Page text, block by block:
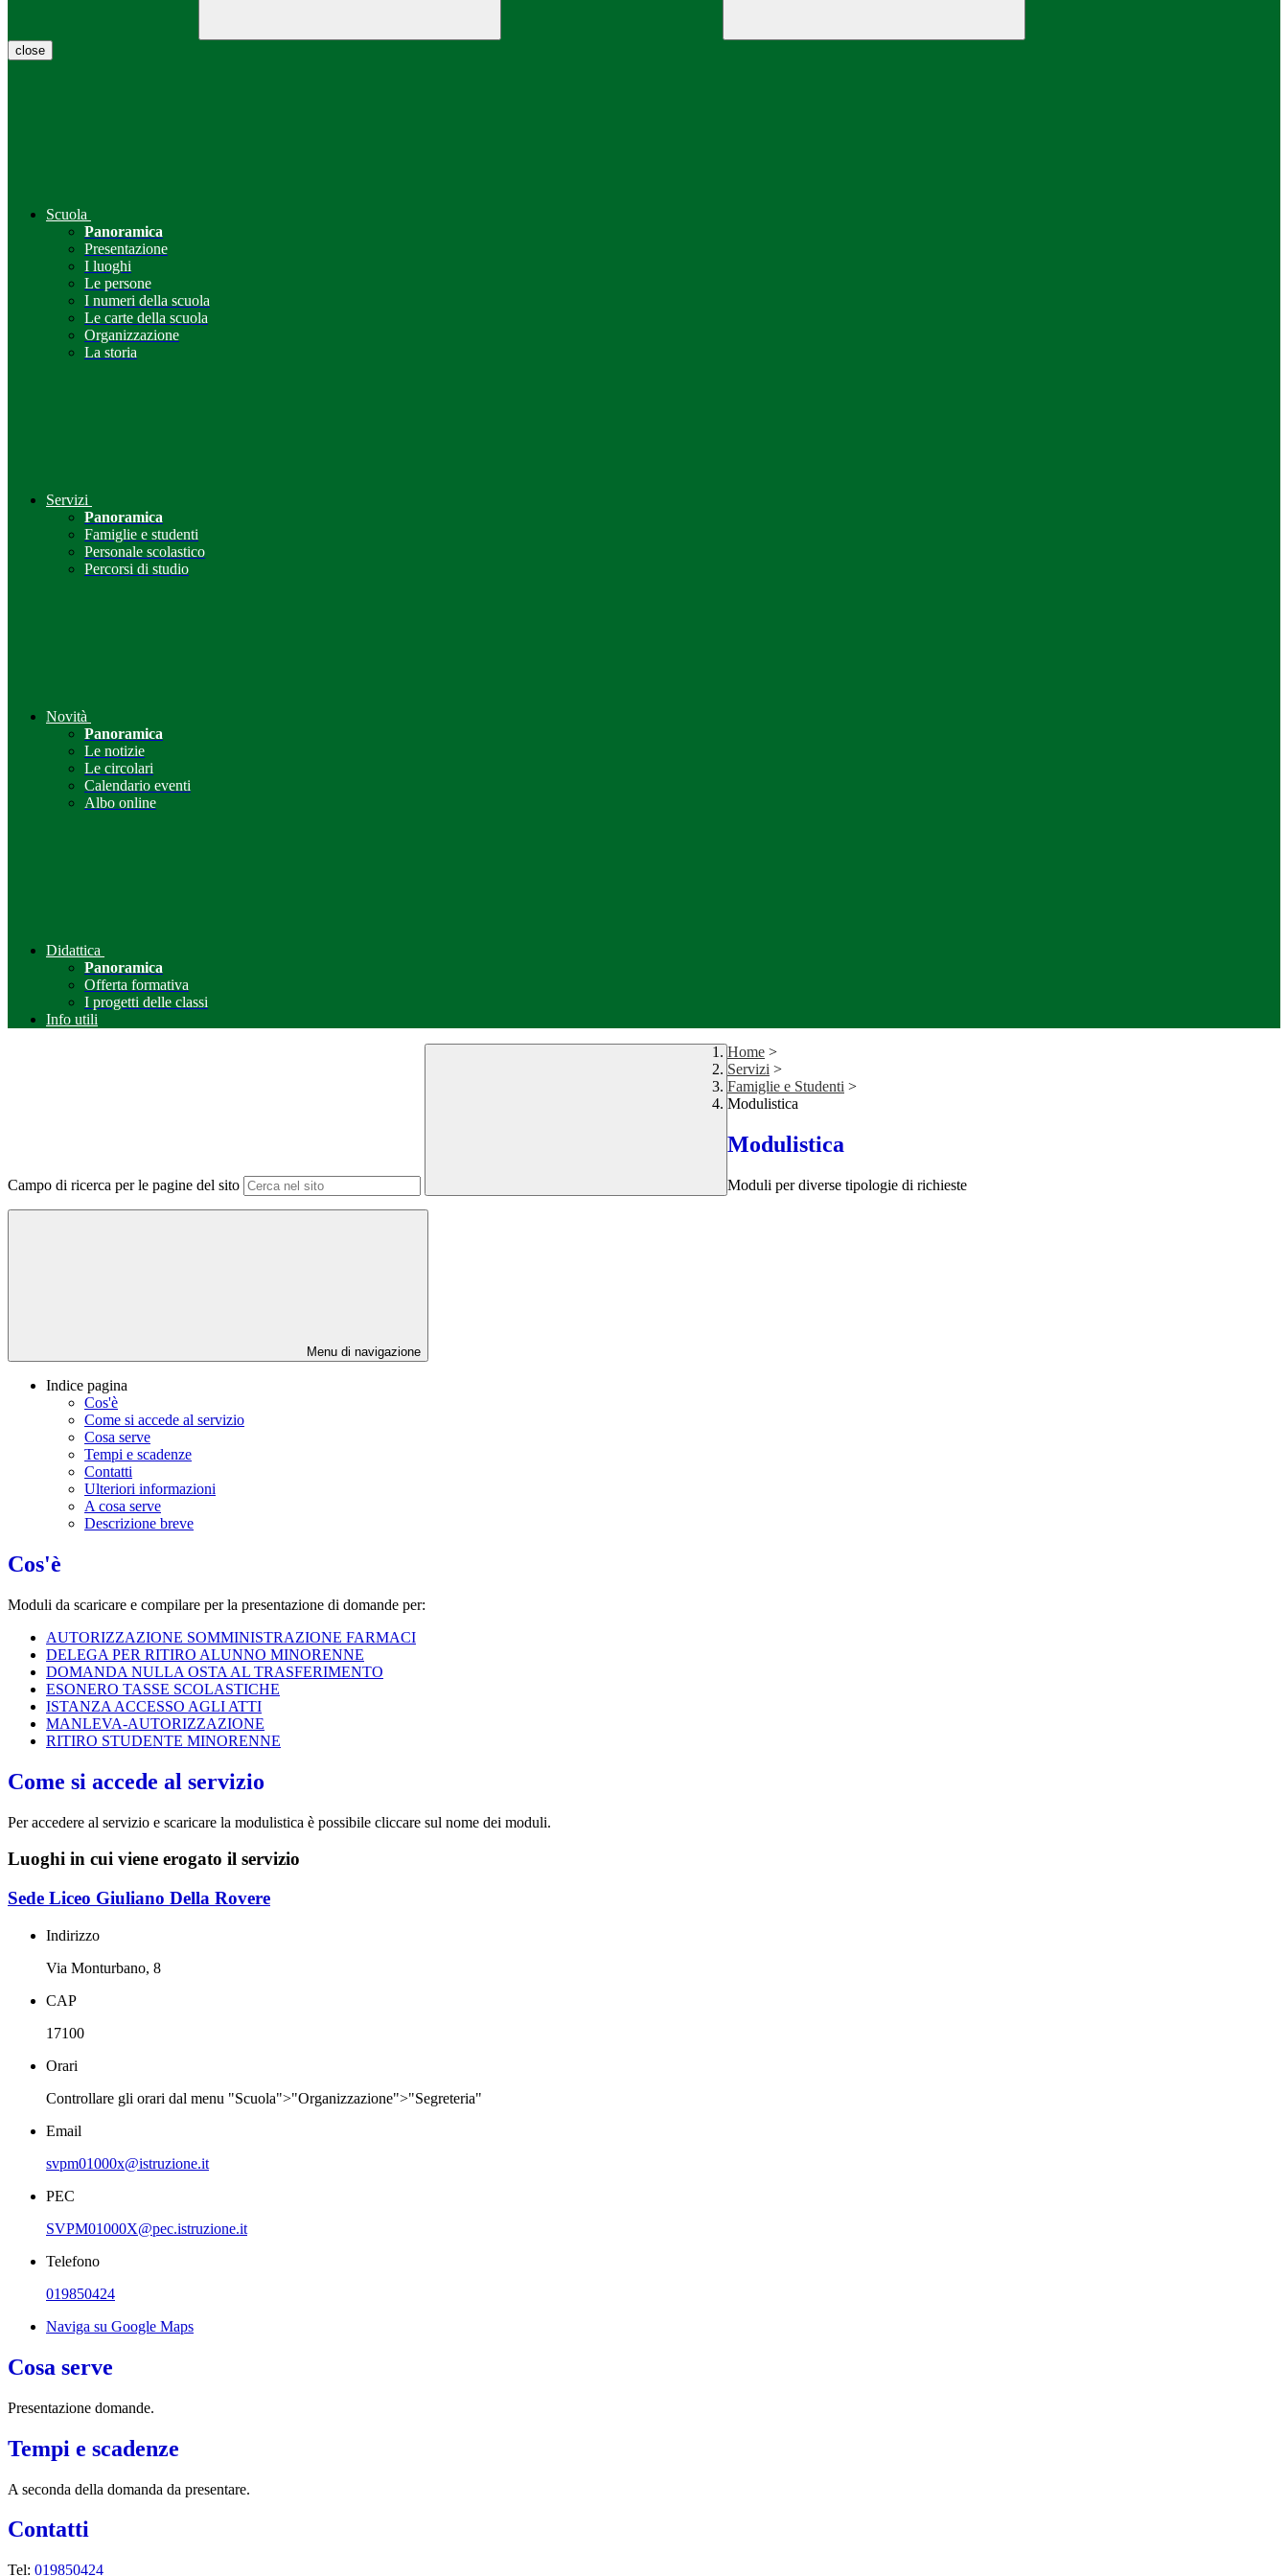
close
Scuola
Panoramica
Presentazione
I luoghi
Le persone
I numeri della scuola
Le carte della scuola
Organizzazione
La storia
Servizi
Panoramica
Famiglie e studenti
Personale scolastico
Percorsi di studio
Novità
Panoramica
Le notizie
Le circolari
Calendario eventi
Albo online
Didattica
Panoramica
Offerta formativa
I progetti delle classi
Info utili
Campo di ricerca per le pagine del sito
Home >
Servizi >
Famiglie e Studenti >
Modulistica
Modulistica
Moduli per diverse tipologie di richieste
Menu di navigazione
Indice pagina
Cos'è
Come si accede al servizio
Cosa serve
Tempi e scadenze
Contatti
Ulteriori informazioni
A cosa serve
Descrizione breve
Cos'è
Moduli da scaricare e compilare per la presentazione di domande per:
AUTORIZZAZIONE SOMMINISTRAZIONE FARMACI
DELEGA PER RITIRO ALUNNO MINORENNE
DOMANDA NULLA OSTA AL TRASFERIMENTO
ESONERO TASSE SCOLASTICHE
ISTANZA ACCESSO AGLI ATTI
MANLEVA-AUTORIZZAZIONE
RITIRO STUDENTE MINORENNE
Come si accede al servizio
Per accedere al servizio e scaricare la modulistica è possibile cliccare sul nome dei moduli.
Luoghi in cui viene erogato il servizio
Sede Liceo Giuliano Della Rovere
Indirizzo
Via Monturbano, 8
CAP
17100
Orari
Controllare gli orari dal menu "Scuola">"Organizzazione">"Segreteria"
Email
svpm01000x@istruzione.it
PEC
SVPM01000X@pec.istruzione.it
Telefono
019850424
Naviga su Google Maps
Cosa serve
Presentazione domande.
Tempi e scadenze
A seconda della domanda da presentare.
Contatti
Tel: 019850424